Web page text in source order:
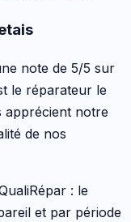
note de 5/5 sur
le réparateur le
apprécient notre
de nos
: le
et par période